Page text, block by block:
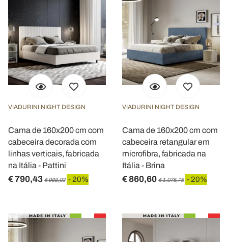
VIADURINI NIGHT DESIGN
Cama de 160x200 cm com
cabeceira decorada com
linhas verticais, fabricada
na Itália - Pattini
€ 790,43 € 988,03 - 20%
VIADURINI NIGHT DESIGN
Cama de 160x200 cm com
cabeceira retangular em
microfibra, fabricada na
Itália - Brina
€ 860,60 € 1.075,75 - 20%